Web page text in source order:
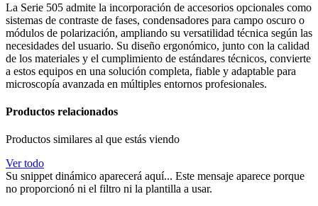
La Serie 505 admite la incorporación de accesorios opcionales como
sistemas de contraste de fases, condensadores para campo oscuro o
módulos de polarización, ampliando su versatilidad técnica según las
necesidades del usuario. Su diseño ergonómico, junto con la calidad
de los materiales y el cumplimiento de estándares técnicos, convierte
a estos equipos en una solución completa, fiable y adaptable para
microscopía avanzada en múltiples entornos profesionales.
Productos relacionados
Productos similares al que estás viendo
Ver todo
Su snippet dinámico aparecerá aquí... Este mensaje aparece porque
no proporcionó ni el filtro ni la plantilla a usar.